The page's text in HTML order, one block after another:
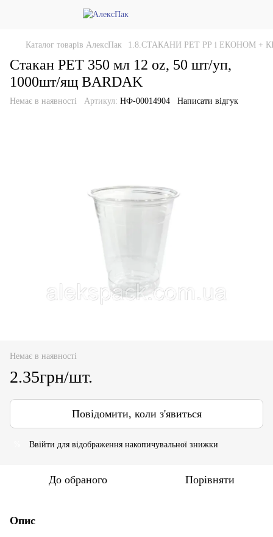
Каталог товарів АлексПак 1.8.СТАКАНИ РЕТ РР і ЕКОНОМ +
Стакан PET 350 мл 12 oz, 50 шт/уп,
1000шт/ящ BARDAK
Немає в наявності Артикул: НФ-00014904 Написати відгук
Немає в наявності
2.35грн/шт.
Повідомити, коли з'явиться
Ввійти для відображення накопичувальної знижки
До обраного Порівняти
Опис